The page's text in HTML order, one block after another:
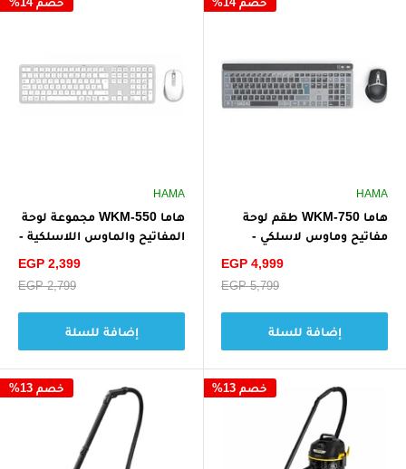
HAMA
هاما WKM-750 طقم لوحة
مفاتيح وماوس لاسلكي -
سعر
EGP 4,999
سعر
EGP 5,799
إضافة للسلة
HAMA
هاما WKM-550 مجموعة لوحة
المفاتيح والماوس اللاسلكية -
سعر
EGP 2,399
سعر
EGP 2,799
إضافة للسلة
خصم 13% خصم 13%